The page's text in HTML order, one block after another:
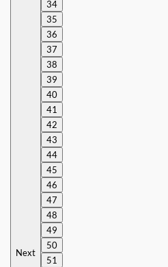
Next
34
35
36
37
38
39
40
41
42
43
44
45
46
47
48
49
50
51